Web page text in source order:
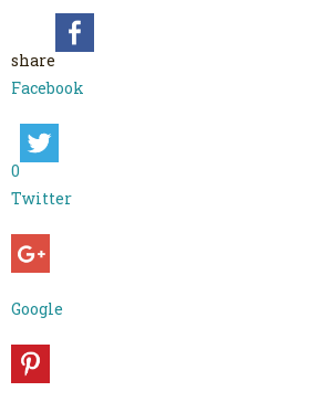
share
Facebook
0
Twitter
Google